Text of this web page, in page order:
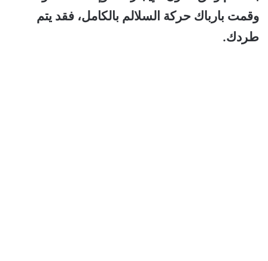
وقمت بارباك حركة السلالم بالكامل، فقد يتم
طردك.